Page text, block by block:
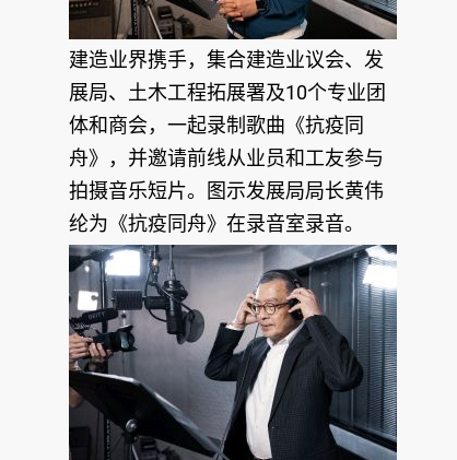
建造业界携手，集合建造业议会、发
展局、土木工程拓展署及10个专业团
体和商会，一起录制歌曲《抗疫同
舟》，并邀请前线从业员和工友参与
拍摄音乐短片。图示发展局局长黄伟
纶为《抗疫同舟》在录音室录音。